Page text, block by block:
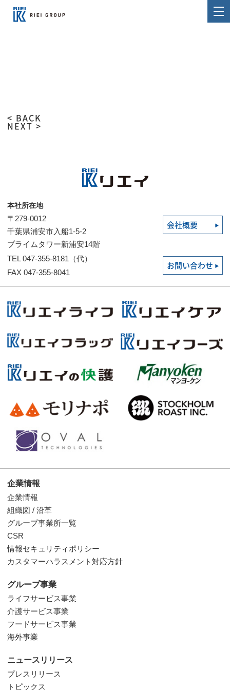
< BACK
NEXT >
本社所在地
〒279-0012
千葉県浦安市入船1-5-2
プライムタワー新浦安14階
会社概要
TEL 047-355-8181（代）
FAX 047-355-8041
お問い合わせ
企業情報
企業情報
組織図 / 沿革
グループ事業所一覧
CSR
情報セキュリティポリシー
カスタマーハラスメント対応方針
グループ事業
ライフサービス事業
介護サービス事業
フードサービス事業
海外事業
ニュースリリース
プレスリリース
トピックス